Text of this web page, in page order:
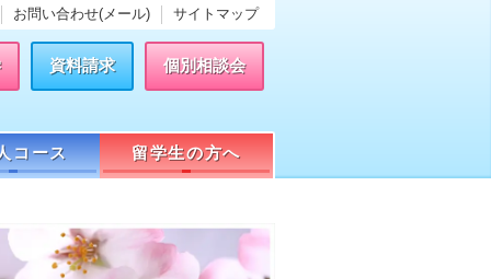
お問い合わせ(メール) サイトマップ
資料請求 個別相談会
コース 留学生の方へ